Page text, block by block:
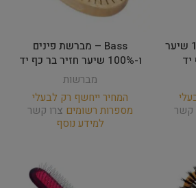
Bass – מברשת 100% שיער
יד
קשר
Bass – מברשת פינים
ו-100% שיער חזיר בר כף יד
מברשות
המחיר ייחשף רק לבעלי
מספרות רשומים צרו קשר
למידע נוסף